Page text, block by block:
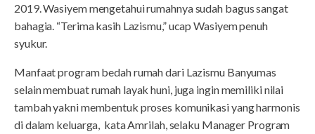
2019. Wasiyem mengetahui rumahnya sudah bagus sangat
bahagia. “Terima kasih Lazismu,” ucap Wasiyem penuh
syukur.
Manfaat program bedah rumah dari Lazismu Banyumas
selain membuat rumah layak huni, juga ingin memiliki nilai
tambah yakni membentuk proses komunikasi yang harmonis
di dalam keluarga, kata Amrilah, selaku Manager Program